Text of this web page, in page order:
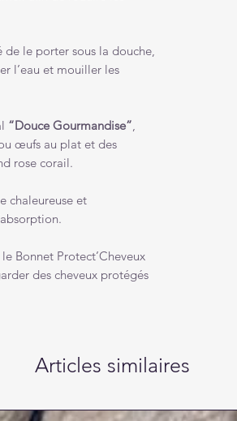
le porter sous la douche,
l’eau et mouiller les
“Douce Gourmandise”,
œufs au plat et des
rose corail.
chaleureuse et
Bonnet Protect’Cheveux
des cheveux protégés
Articles similaires